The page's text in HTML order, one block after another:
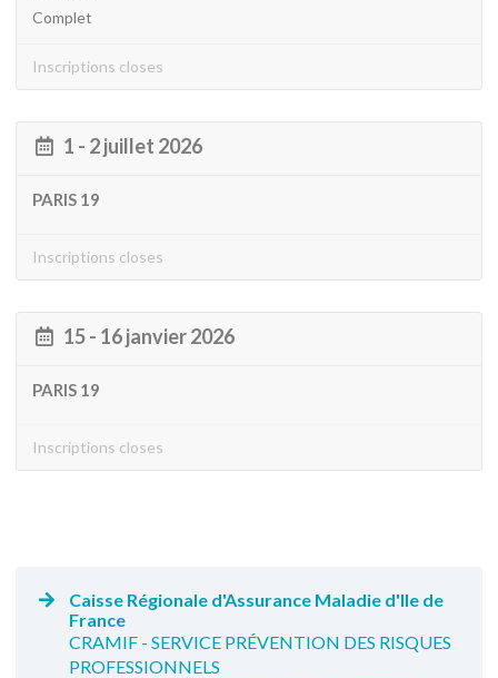
Complet
Inscriptions closes
1 - 2 juillet 2026
PARIS 19
Inscriptions closes
15 - 16 janvier 2026
PARIS 19
Inscriptions closes
Caisse Régionale d'Assurance Maladie d'Ile de
France
CRAMIF - SERVICE PRÉVENTION DES RISQUES
PROFESSIONNELS